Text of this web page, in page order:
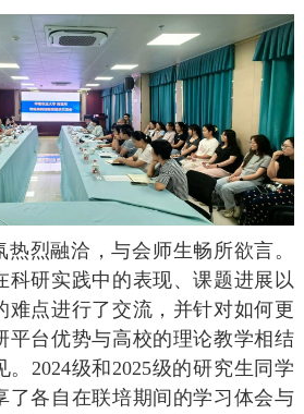
热烈融洽，与会师生畅所欲言。
科研实践中的表现、课题进展以
难点进行了交流，并针对如何更
平台优势与高校的理论教学相结
2024级和2025级的研究生同学
了各自在联培期间的学习体会与